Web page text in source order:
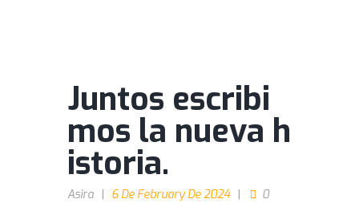
Juntos escribi
mos la nueva h
istoria.
Asira 6 De February De 2024 0